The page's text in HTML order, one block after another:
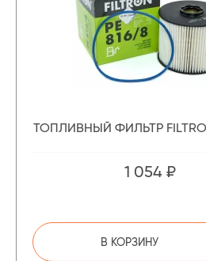
ТОПЛИВНЫЙ ФИЛЬТР
1 054 ₽
В КОРЗИНУ